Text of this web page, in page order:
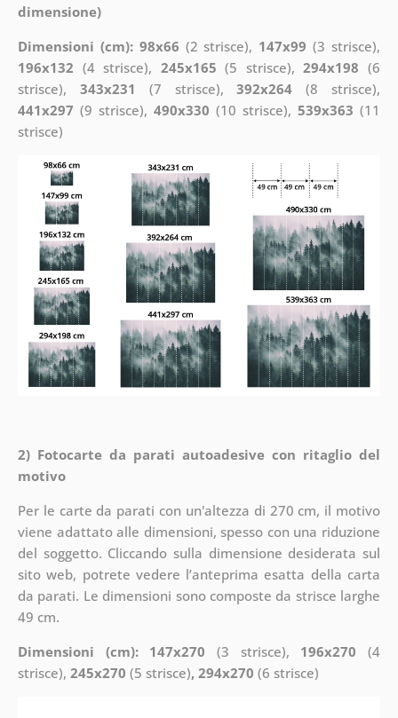
dimensione)
Dimensioni (cm): 98x66 (2 strisce), 147x99 (3 strisce),
196x132 (4 strisce), 245x165 (5 strisce),294x198 (6
strisce), 343x231 (7 strisce),392x264 (8 strisce),
441x297 (9 strisce), 490x330 (10 strisce),539x363 (11
strisce)
2) Fotocarte da parati autoadesive con ritaglio del
motivo
Per le carte da parati con un'altezza di 270 cm, il motivo
viene adattato alle dimensioni, spesso con una riduzione
del soggetto. Cliccando sulla dimensione desiderata sul
sito web, potrete vedere l’anteprima esatta della carta
da parati. Le dimensioni sono composte da strisce larghe
49 cm.
Dimensioni (cm): 147x270 (3 strisce), 196x270 (4
strisce), 245x270 (5 strisce), 294x270 (6 strisce)